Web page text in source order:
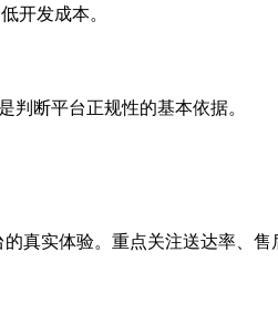
开发成本。
判断平台正规性的基本依据。
真实体验。重点关注送达率、